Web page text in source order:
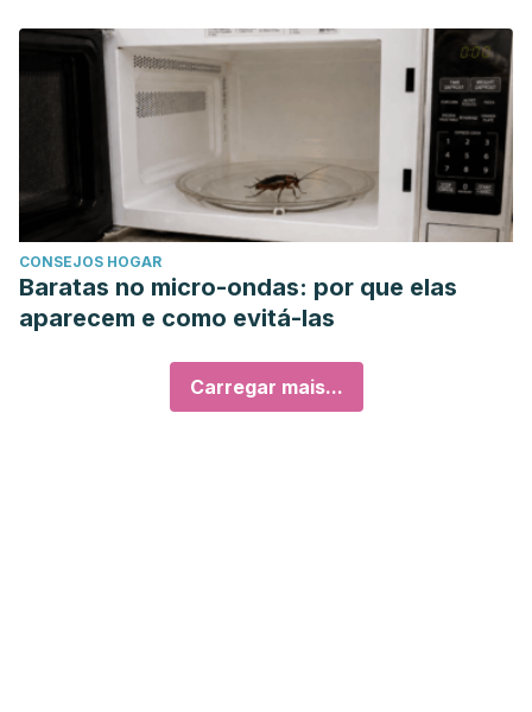
CONSEJOS HOGAR
Baratas no micro-ondas: por que elas
aparecem e como evitá-las
Carregar mais...